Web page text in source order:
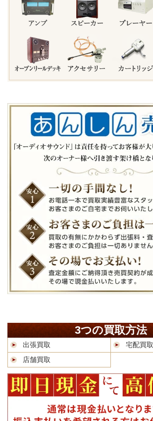
3つの買取方法
出張買取
宅配買取
店舗買取